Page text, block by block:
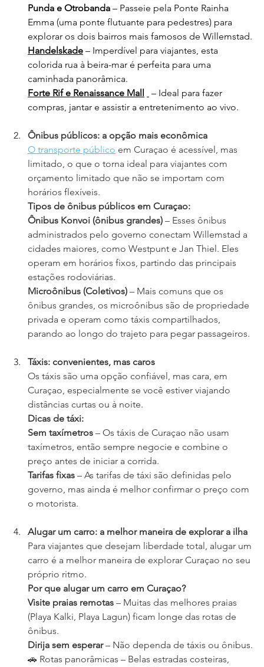
Punda e Otrobanda – Passeie pela Ponte Rainha
Emma (uma ponte flutuante para pedestres) para
explorar os dois bairros mais famosos de Willemstad.
Handelskade – Imperdível para viajantes, esta
colorida rua à beira-mar é perfeita para uma
caminhada panorâmica.
Forte Rif e Renaissance Mall
– Ideal para fazer
compras, jantar e assistir a entretenimento ao vivo.
Ônibus públicos: a opção mais econômica
O transporte público em Curaçao é acessível, mas
limitado, o que o torna ideal para viajantes com
orçamento limitado que não se importam com
horários flexíveis.
Tipos de ônibus públicos em Curaçao:
Ônibus Konvoi (ônibus grandes) – Esses ônibus
administrados pelo governo conectam Willemstad a
cidades maiores, como Westpunt e Jan Thiel. Eles
operam em horários fixos, partindo das principais
estações rodoviárias.
Microônibus (Coletivos) – Mais comuns que os
ônibus grandes, os microônibus são de propriedade
privada e operam como táxis compartilhados,
parando ao longo do trajeto para pegar passageiros.
Táxis: convenientes, mas caros
Os táxis são uma opção confiável, mas cara, em
Curaçao, especialmente se você estiver viajando
distâncias curtas ou à noite.
Dicas de táxi:
Sem taxímetros – Os táxis de Curaçao não usam
taxímetros, então sempre negocie e combine o
preço antes de iniciar a corrida.
Tarifas fixas – As tarifas de táxi são definidas pelo
governo, mas ainda é melhor confirmar o preço com
o motorista.
Alugar um carro: a melhor maneira de explorar a ilha
Para viajantes que desejam liberdade total, alugar um
carro é a melhor maneira de explorar Curaçao no seu
próprio ritmo.
Por que alugar um carro em Curaçao?
Visite praias remotas – Muitas das melhores praias
(Playa Kalki, Playa Lagun) ficam longe das rotas de
ônibus.
Dirija sem esperar – Não dependa de táxis ou ônibus.
🚗 Rotas panorâmicas – Belas estradas costeiras,